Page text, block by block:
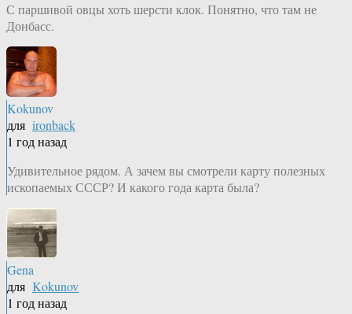
С паршивой овцы хоть шерсти клок. Понятно, что там не
Донбасс.
Kokunov
для ironback
1 год назад
Удивительное рядом. А зачем вы смотрели карту полезных
ископаемых СССР? И какого года карта была?
Gena
для Kokunov
1 год назад